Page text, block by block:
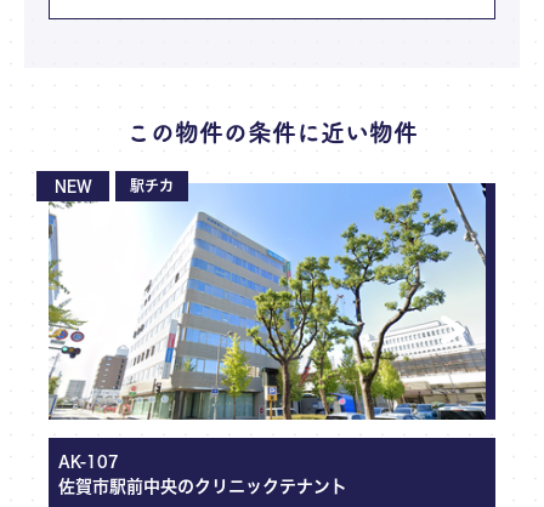
この物件の条件に近い物件
NEW 駅チカ
AK-107
佐賀市駅前中央のクリニックテナント